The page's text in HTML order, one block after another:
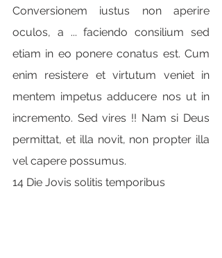
Conversionem iustus non aperire
oculos, a ... faciendo consilium sed
etiam in eo ponere conatus est. Cum
enim resistere et virtutum veniet in
mentem impetus adducere nos ut in
incremento. Sed vires !! Nam si Deus
permittat, et illa novit, non propter illa
vel capere possumus.
14 Die Jovis solitis temporibus